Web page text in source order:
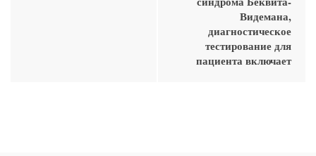
Видемана,
диагностическое
тестирование для
пациента включает